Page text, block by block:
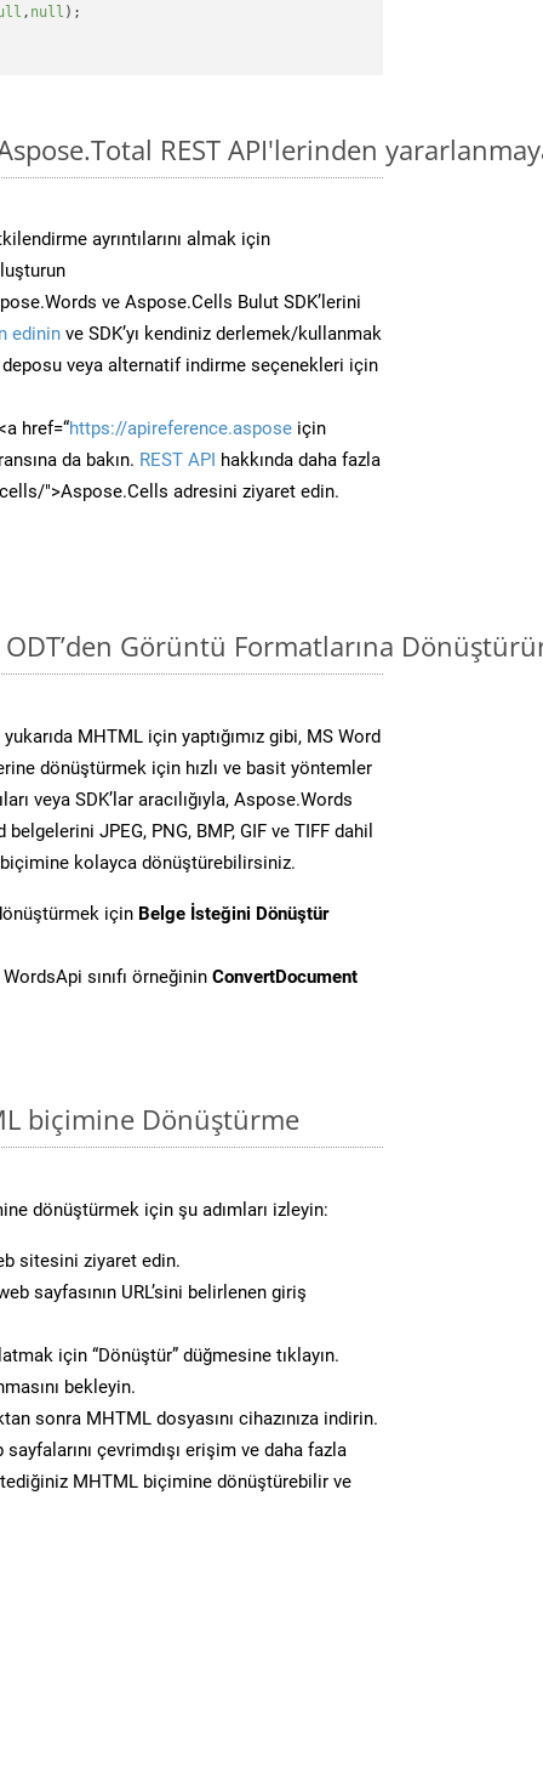
, null );
REST API'lerinden
ayrıntılarını almak için
ve Aspose.Cells Bulut SDK’lerini
edinin ve SDK’yı kendiniz derlemek/kullanmak
deposu veya alternatif indirme seçenekleri için
href=“https://apireference.aspose için
da bakın. REST API hakkında daha fazla
">Aspose.Cells adresini ziyaret edin.
Görüntü Formatlarına
MHTML için yaptığımız gibi, MS Word
dönüştürmek için hızlı ve basit yöntemler
veya SDK’lar aracılığıyla, Aspose.Words
JPEG, PNG, BMP, GIF ve TIFF dahil
kolayca dönüştürebilirsiniz.
için Belge İsteğini Dönüştür
sınıfı örneğinin ConvertDocument
biçimine Dönüştürme
dönüştürmek için şu adımları izleyin:
sitesini ziyaret edin.
sayfasının URL’sini belirlenen giriş
için “Dönüştür” düğmesine tıklayın.
bekleyin.
sonra MHTML dosyasını cihazınıza indirin.
sayfalarını çevrimdışı erişim ve daha fazla
MHTML biçimine dönüştürebilir ve